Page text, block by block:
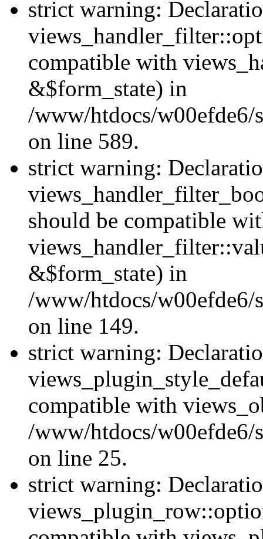
strict warning:
compatible with
&$form_state) in
/www/htdocs/w00efde6/
on line 589.
strict warning:
should be compatible
&$form_state) in
/www/htdocs/w00efde6/
on line 149.
strict warning:
compatible with
/www/htdocs/
on line 25.
strict warning: